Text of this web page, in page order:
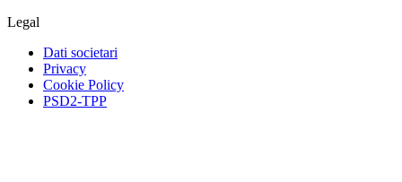
Legal
Dati societari
Privacy
Cookie Policy
PSD2-TPP